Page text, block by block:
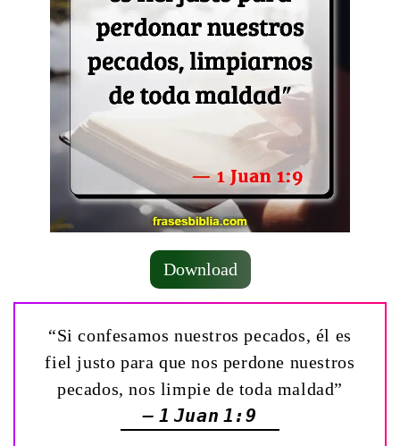
Download
“Si confesamos nuestros pecados, él es
fiel justo para que nos perdone nuestros
pecados, nos limpie de toda maldad”
— 1 Juan 1:9